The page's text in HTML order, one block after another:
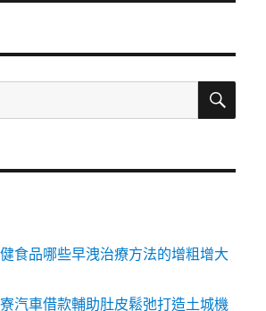
搜
食品哪些早洩治療方法的增粗增大
汽車借款輔助肚皮鬆弛打造土城機